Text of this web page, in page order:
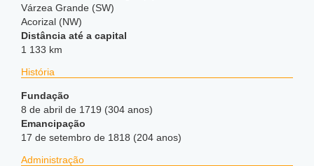
Várzea Grande (SW)
Acorizal (NW)
Distância até a capital
1 133 km
História
Fundação
8 de abril de 1719 (304 anos)
Emancipação
17 de setembro de 1818 (204 anos)
Administração